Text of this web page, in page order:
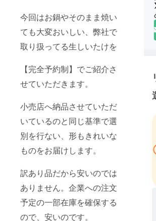
今回はお鍋やそのまま焼い
ても大変おいしい、弊社で
取り扱ってる生しいたけを
【完全予約制】でご紹介さ
せていただきます。
小売店へ納品させていただ
いているのと同じ基準で選
別を行ない、形もきれいな
ものをお届けします。
訳あり品だから安いのでは
ありません。企業への注文
予定の一部在庫を確保する
ので、安いのです。